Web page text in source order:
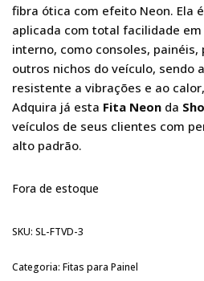
fibra ótica com efeito Neon. Ela
aplicada com total facilidade
interno, como consoles,
outros nichos do veículo, sendo
resistente a vibrações e ao
Adquira já esta Fita Neon da
veículos de seus clientes com
alto padrão.
Fora de estoque
SKU: SL-FTVD-3
Categoria: Fitas para Painel